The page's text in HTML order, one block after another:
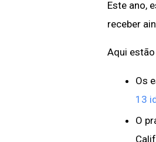
Este ano,
receber
Aqui
Os
13
O